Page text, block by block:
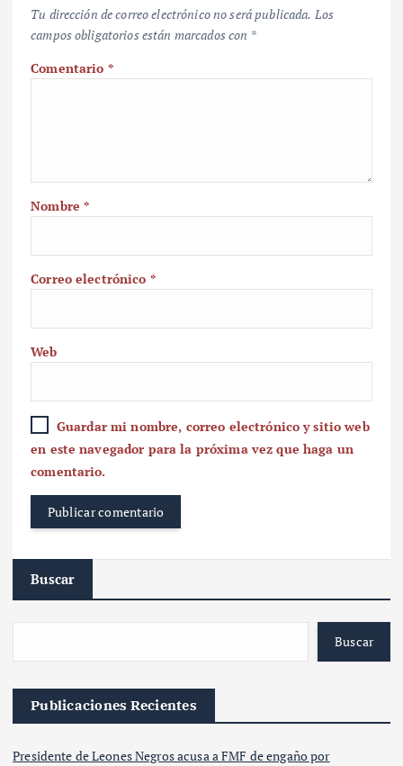
Tu dirección de correo electrónico no será publicada. Los
campos obligatorios están marcados con *
Comentario *
Nombre*
Correo electrónico *
Web
Guardar mi nombre, correo electrónico y sitio web
en este navegador para la próxima vez que haga un
comentario.
Buscar
Buscar
Publicaciones Recientes
Presidente de Leones Negros acusa a FMF de engaño por